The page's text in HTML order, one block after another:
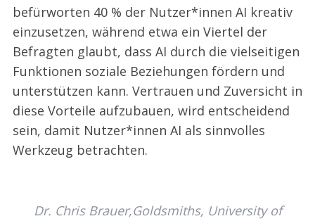
befürworten 40 % der Nutzer*innen AI kreativ
einzusetzen, während etwa ein Viertel der
Befragten glaubt, dass AI durch die vielseitigen
Funktionen soziale Beziehungen fördern und
unterstützen kann. Vertrauen und Zuversicht in
diese Vorteile aufzubauen, wird entscheidend
sein, damit Nutzer*innen AI als sinnvolles
Werkzeug betrachten.
Dr. Chris Brauer,Goldsmiths, University of